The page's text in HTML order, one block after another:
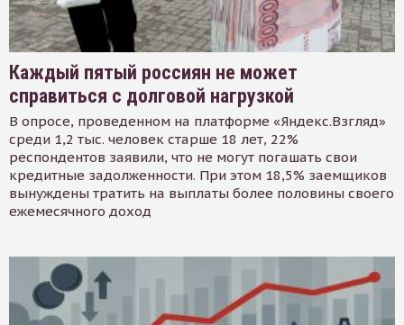
Каждый пятый россиян не может
справиться с долговой нагрузкой
В опросе, проведенном на платформе «Яндекс.Взгляд»
среди 1,2 тыс. человек старше 18 лет, 22%
респондентов заявили, что не могут погашать свои
кредитные задолженности. При этом 18,5% заемщиков
вынуждены тратить на выплаты более половины своего
ежемесячного доход